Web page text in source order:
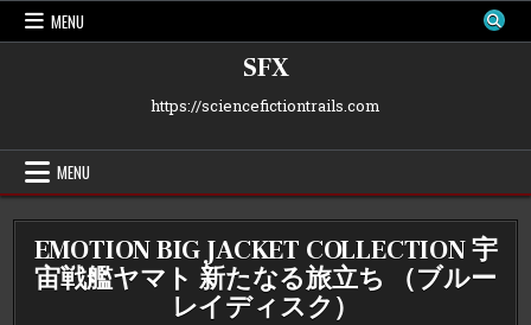
Skip
MENU
SFX
https://sciencefictiontrails.com
MENU
EMOTION BIG JACKET COLLECTION 宇
宙戦艦ヤマト 新たなる旅立ち （ブルー
レイディスク）